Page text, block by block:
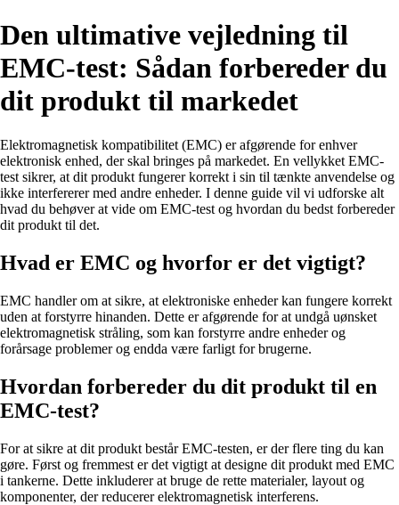
Den ultimative vejledning til
EMC-test: Sådan forbereder du
dit produkt til markedet
Elektromagnetisk kompatibilitet (EMC) er afgørende for enhver
elektronisk enhed, der skal bringes på markedet. En vellykket EMC-
test sikrer, at dit produkt fungerer korrekt i sin til tænkte anvendelse og
ikke interfererer med andre enheder. I denne guide vil vi udforske alt
hvad du behøver at vide om EMC-test og hvordan du bedst forbereder
dit produkt til det.
Hvad er EMC og hvorfor er det vigtigt?
EMC handler om at sikre, at elektroniske enheder kan fungere korrekt
uden at forstyrre hinanden. Dette er afgørende for at undgå uønsket
elektromagnetisk stråling, som kan forstyrre andre enheder og
forårsage problemer og endda være farligt for brugerne.
Hvordan forbereder du dit produkt til en
EMC-test?
For at sikre at dit produkt består EMC-testen, er der flere ting du kan
gøre. Først og fremmest er det vigtigt at designe dit produkt med EMC
i tankerne. Dette inkluderer at bruge de rette materialer, layout og
komponenter, der reducerer elektromagnetisk interferens.